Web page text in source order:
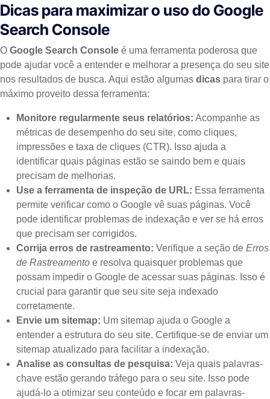
Dicas para maximizar o uso do Google
Search Console
O Google Search Console é uma ferramenta poderosa que
pode ajudar você a entender e melhorar a presença do seu site
nos resultados de busca. Aqui estão algumas dicas para tirar o
máximo proveito dessa ferramenta:
Monitore regularmente seus relatórios: Acompanhe as
métricas de desempenho do seu site, como cliques,
impressões e taxa de cliques (CTR). Isso ajuda a
identificar quais páginas estão se saindo bem e quais
precisam de melhorias.
Use a ferramenta de inspeção de URL: Essa ferramenta
permite verificar como o Google vê suas páginas. Você
pode identificar problemas de indexação e ver se há erros
que precisam ser corrigidos.
Corrija erros de rastreamento: Verifique a seção deErros
de Rastreamento e resolva quaisquer problemas que
possam impedir o Google de acessar suas páginas. Isso é
crucial para garantir que seu site seja indexado
corretamente.
Envie um sitemap: Um sitemap ajuda o Google a
entender a estrutura do seu site. Certifique-se de enviar um
sitemap atualizado para facilitar a indexação.
Analise as consultas de pesquisa: Veja quais palavras-
chave estão gerando tráfego para o seu site. Isso pode
ajudá-lo a otimizar seu conteúdo e focar em palavras-